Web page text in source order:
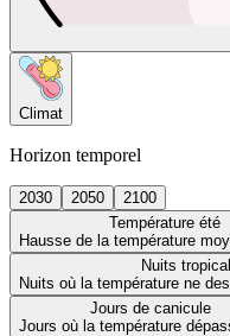
Climat
Horizon temporel
2030 2050
2100
Température été
Hausse de la température
Nuits
Nuits où la température ne
Jours de canicule
Jours où la température